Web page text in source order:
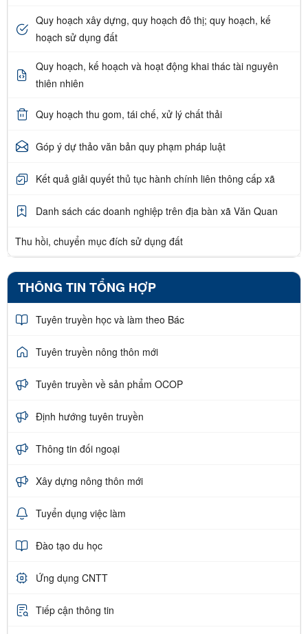
Quy hoạch xây dựng, quy hoạch đô thị; quy hoạch, kế
hoạch sử dụng đất
Quy hoạch, kế hoạch và hoạt động khai thác tài nguyên
thiên nhiên
Quy hoạch thu gom, tái chế, xử lý chất thải
Góp ý dự thảo văn bản quy phạm pháp luật
Kết quả giải quyết thủ tục hành chính liên thông cấp xã
Danh sách các doanh nghiệp trên địa bàn xã Văn Quan
Thu hồi, chuyển mục đích sử dụng đất
THÔNG TIN TỔNG HỢP
Tuyên truyền học và làm theo Bác
Tuyên truyền nông thôn mới
Tuyên truyền về sản phẩm OCOP
Định hướng tuyên truyền
Thông tin đối ngoại
Xây dựng nông thôn mới
Tuyển dụng việc làm
Đào tạo du học
Ứng dụng CNTT
Tiếp cận thông tin